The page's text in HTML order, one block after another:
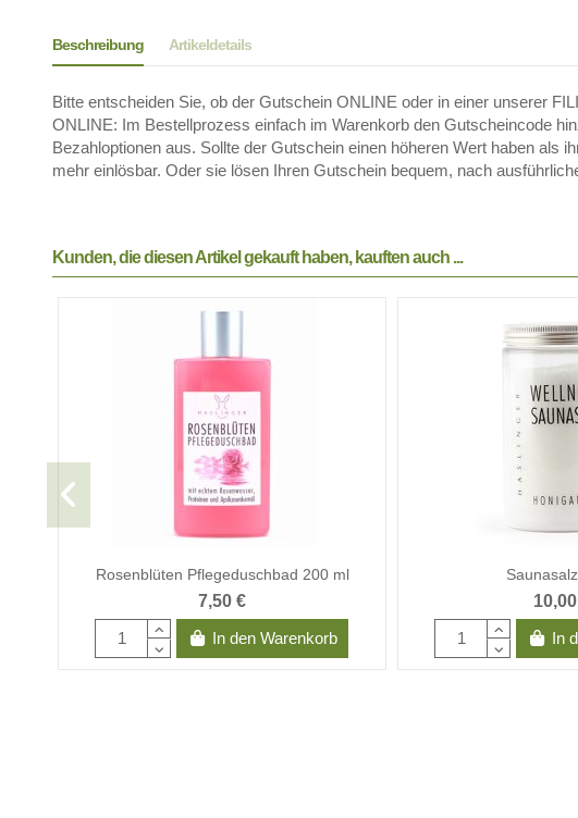
Beschreibung Artikeldetails
Bitte entscheiden Sie, ob der Gutschein ONLINE oder in einer unserer
ONLINE: Im Bestellprozess einfach im Warenkorb den Gutscheincode
Bezahloptionen aus. Sollte der Gutschein einen höheren Wert haben als
mehr einlösbar. Oder sie lösen Ihren Gutschein bequem, nach
Kunden, die diesen Artikel gekauft haben, kauften auch ...
Rosenblüten Pflegeduschbad 200 ml
7,50 €
In den Warenkorb
In